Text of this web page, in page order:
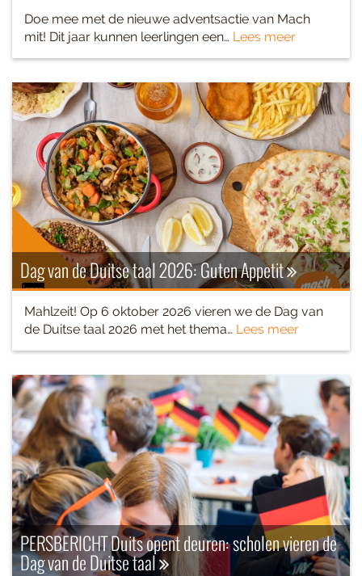
Doe mee met de nieuwe adventsactie van Mach
mit! Dit jaar kunnen leerlingen een… Lees meer
Dag van de Duitse taal 2026: Guten Appetit
Mahlzeit! Op 6 oktober 2026 vieren we de Dag van
de Duitse taal 2026 met het thema… Lees meer
PERSBERICHT Duits opent deuren: scholen vieren de
Dag van de Duitse taal